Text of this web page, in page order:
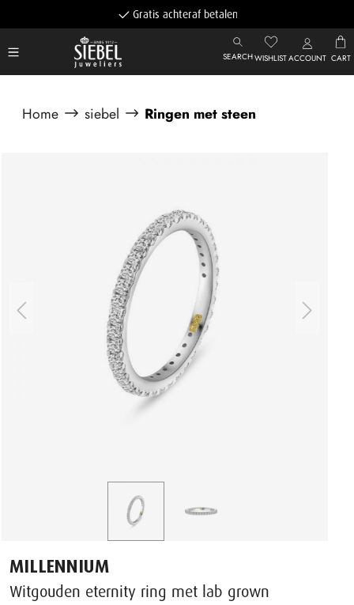
Gratis achteraf betalen
SEARCHWISHLISTACCOUNT CART
Home siebel Ringen met steen
MILLENNIUM
Witgouden eternity ring met lab grown